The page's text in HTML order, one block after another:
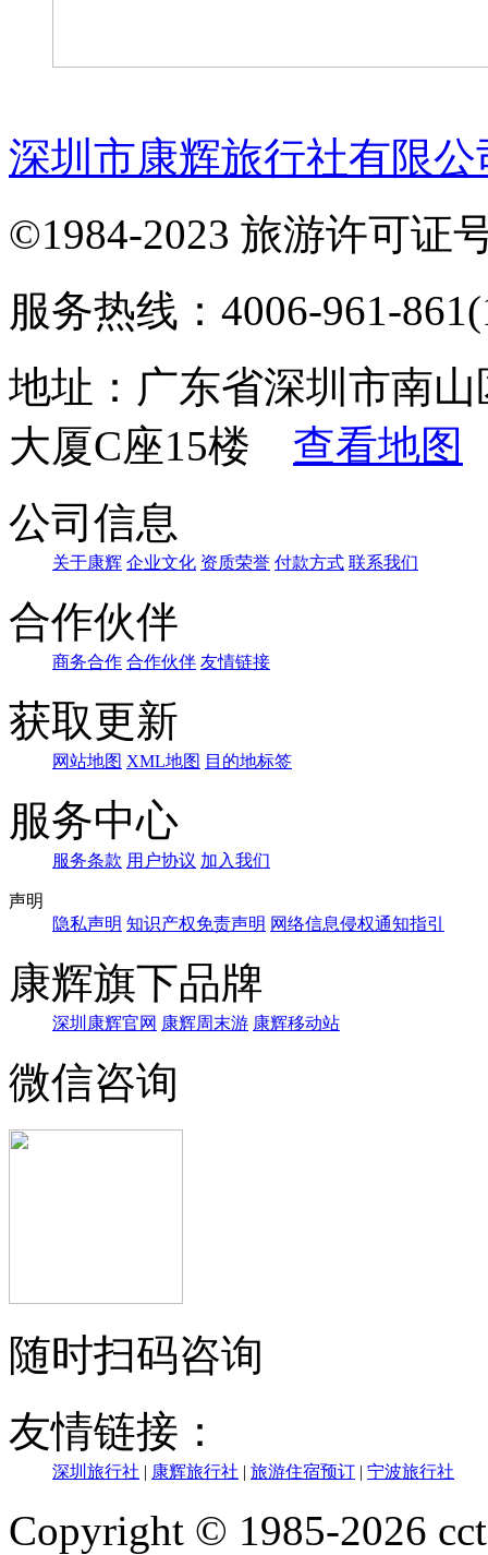
深圳市康辉旅行社有限
©1984-2023 旅游许可证
服务热线：4006-961-
地址：广东省深圳市南
大厦C座15楼 查看地图
公司信息
关于康辉 企业文化 资质荣誉 付款方式 联系我们
合作伙伴
商务合作 合作伙伴 友情链接
获取更新
网站地图 XML地图 目的地标签
服务中心
服务条款 用户协议 加入我们
声明
隐私声明 知识产权免责声明 网络信息侵权通知指引
康辉旗下品牌
深圳康辉官网 康辉周末游 康辉移动站
微信咨询
随时扫码咨询
友情链接：
深圳旅行社 | 康辉旅行社 | 旅游住宿预订 | 宁波旅行社
Copyright © 1985-2026